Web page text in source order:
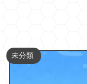
未分類